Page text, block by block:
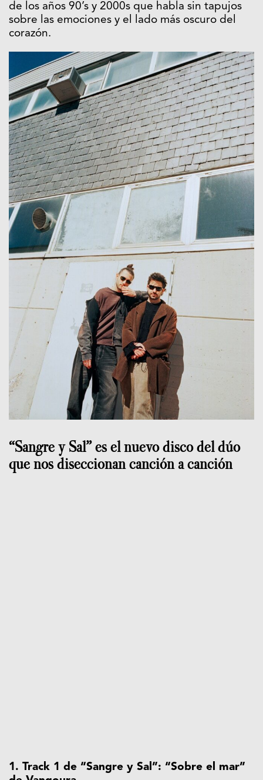
de los años 90’s y 2000s que habla sin tapujos
sobre las emociones y el lado más oscuro del
corazón.
“Sangre y Sal” es el nuevo disco del dúo
que nos diseccionan canción a canción
1. Track 1 de “Sangre y Sal”: “Sobre el mar”